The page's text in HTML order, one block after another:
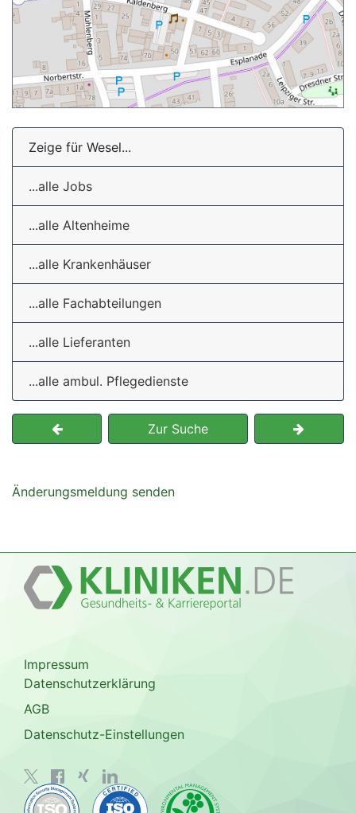
Zeige für Wesel...
...alle Jobs
...alle Altenheime
...alle Krankenhäuser
...alle Fachabteilungen
...alle Lieferanten
...alle ambul. Pflegedienste
Zur Suche
Änderungsmeldung senden
Impressum
Datenschutzerklärung
AGB
Datenschutz-Einstellungen